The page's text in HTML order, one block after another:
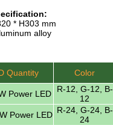
* H303 mm
alloy
Quantity Color
Power LED
R-12, G-12, B-
12
Power LED R-24, G-24, B-
24